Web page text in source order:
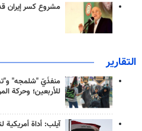
مشروع كسر إيران
التقارير
منفذَيّ "شلمجه"
للأربعين؛ وحركة
آيلب: أداة أمريكية